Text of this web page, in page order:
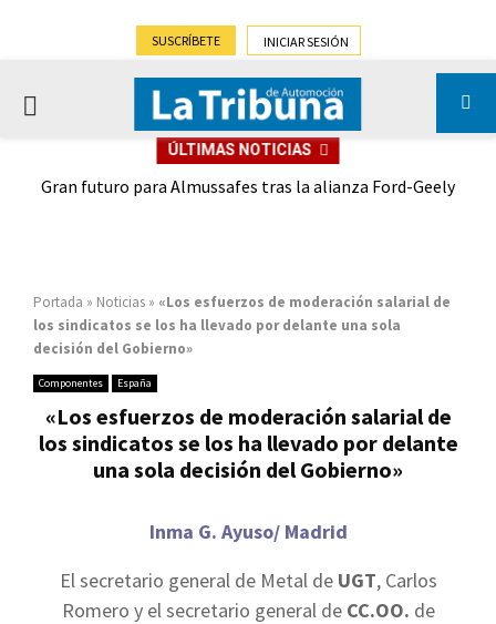
SUSCRÍBETE INICIAR SESIÓN
PRIMARY
ÚLTIMAS NOTICIAS
Gran futuro para Almussafes tras la alianza Ford-Geely
Portada » Noticias » «Los esfuerzos de moderación salarial de
los sindicatos se los ha llevado por delante una sola
decisión del Gobierno»
Componentes España
«Los esfuerzos de moderación salarial de
los sindicatos se los ha llevado por delante
una sola decisión del Gobierno»
Inma G. Ayuso/ Madrid
El secretario general de Metal de UGT, Carlos
Romero y el secretario general de CC.OO. de